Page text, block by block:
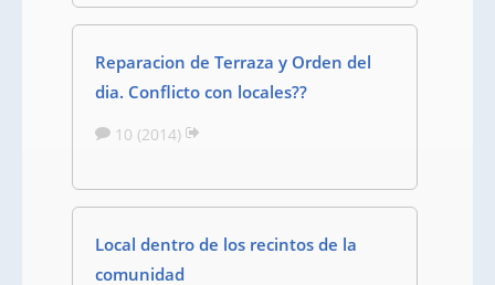
Reparacion de Terraza y Orden del
dia. Conflicto con locales??
10 (2014)
Local dentro de los recintos de la
comunidad